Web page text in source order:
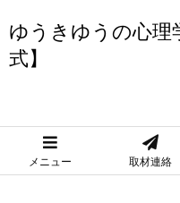
ゆうきゆうの心理
式】
メニュー 取材連絡